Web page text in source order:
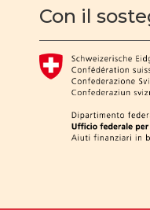
Con il